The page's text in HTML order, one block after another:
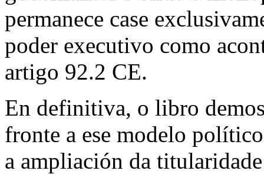
permanece case
poder executivo como
artigo 92.2 CE.
En definitiva, o libro
fronte a ese modelo
a ampliación da